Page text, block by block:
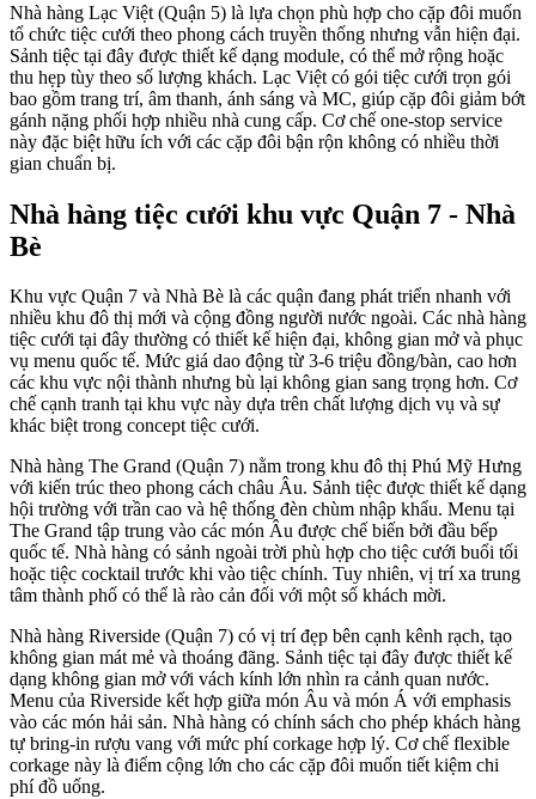
Nhà hàng Lạc Việt (Quận 5) là lựa chọn phù hợp cho cặp đôi muốn
tổ chức tiệc cưới theo phong cách truyền thống nhưng vẫn hiện đại.
Sảnh tiệc tại đây được thiết kế dạng module, có thể mở rộng hoặc
thu hẹp tùy theo số lượng khách. Lạc Việt có gói tiệc cưới trọn gói
bao gồm trang trí, âm thanh, ánh sáng và MC, giúp cặp đôi giảm bớt
gánh nặng phối hợp nhiều nhà cung cấp. Cơ chế one-stop service
này đặc biệt hữu ích với các cặp đôi bận rộn không có nhiều thời
gian chuẩn bị.
Nhà hàng tiệc cưới khu vực Quận 7 - Nhà
Bè
Khu vực Quận 7 và Nhà Bè là các quận đang phát triển nhanh với
nhiều khu đô thị mới và cộng đồng người nước ngoài. Các nhà hàng
tiệc cưới tại đây thường có thiết kế hiện đại, không gian mở và phục
vụ menu quốc tế. Mức giá dao động từ 3-6 triệu đồng/bàn, cao hơn
các khu vực nội thành nhưng bù lại không gian sang trọng hơn. Cơ
chế cạnh tranh tại khu vực này dựa trên chất lượng dịch vụ và sự
khác biệt trong concept tiệc cưới.
Nhà hàng The Grand (Quận 7) nằm trong khu đô thị Phú Mỹ Hưng
với kiến trúc theo phong cách châu Âu. Sảnh tiệc được thiết kế dạng
hội trường với trần cao và hệ thống đèn chùm nhập khẩu. Menu tại
The Grand tập trung vào các món Âu được chế biến bởi đầu bếp
quốc tế. Nhà hàng có sảnh ngoài trời phù hợp cho tiệc cưới buổi tối
hoặc tiệc cocktail trước khi vào tiệc chính. Tuy nhiên, vị trí xa trung
tâm thành phố có thể là rào cản đối với một số khách mời.
Nhà hàng Riverside (Quận 7) có vị trí đẹp bên cạnh kênh rạch, tạo
không gian mát mẻ và thoáng đãng. Sảnh tiệc tại đây được thiết kế
dạng không gian mở với vách kính lớn nhìn ra cảnh quan nước.
Menu của Riverside kết hợp giữa món Âu và món Á với emphasis
vào các món hải sản. Nhà hàng có chính sách cho phép khách hàng
tự bring-in rượu vang với mức phí corkage hợp lý. Cơ chế flexible
corkage này là điểm cộng lớn cho các cặp đôi muốn tiết kiệm chi
phí đồ uống.